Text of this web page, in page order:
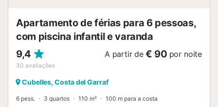
Apartamento de férias para 6 pessoas,
com piscina infantil e varanda
9,4
30 avaliações
A partir de € 90 por noite
Cubelles, Costa del Garraf
6 pess. 3 quartos 110 m² 100 m para a costa